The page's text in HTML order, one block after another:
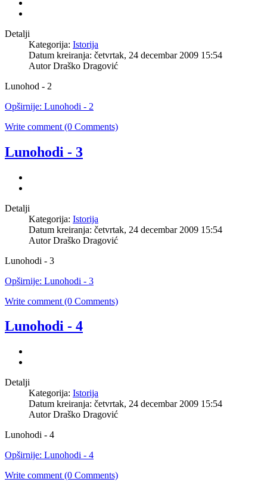
Detalji
Kategorija: Istorija
Datum kreiranja: četvrtak, 24 decembar 2009 15:54
Autor Draško Dragović
Lunohod - 2
Opširnije: Lunohodi - 2
Write comment (0 Comments)
Lunohodi - 3
Detalji
Kategorija: Istorija
Datum kreiranja: četvrtak, 24 decembar 2009 15:54
Autor Draško Dragović
Lunohodi - 3
Opširnije: Lunohodi - 3
Write comment (0 Comments)
Lunohodi - 4
Detalji
Kategorija: Istorija
Datum kreiranja: četvrtak, 24 decembar 2009 15:54
Autor Draško Dragović
Lunohodi - 4
Opširnije: Lunohodi - 4
Write comment (0 Comments)